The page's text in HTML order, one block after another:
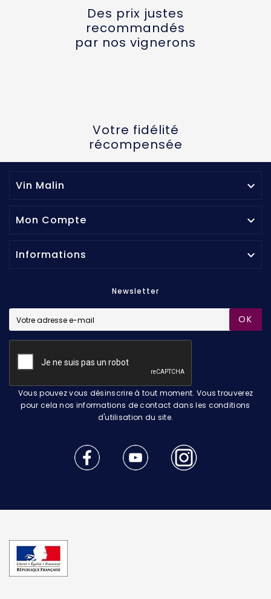
Des prix justes
recommandés
par nos vignerons
Votre fidélité
récompensée
Vin Malin 
Mon Compte 
Informations 
Newsletter
OK
Vous pouvez vous désinscrire à tout moment. Vous trouverez
pour cela nos informations de contact dans les conditions
d'utilisation du site.